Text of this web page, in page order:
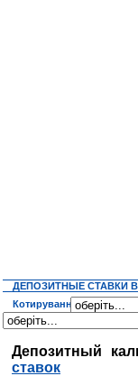
ДЕПОЗИТНЫЕ СТАВКИ
Котирування
Депозитный
ставок